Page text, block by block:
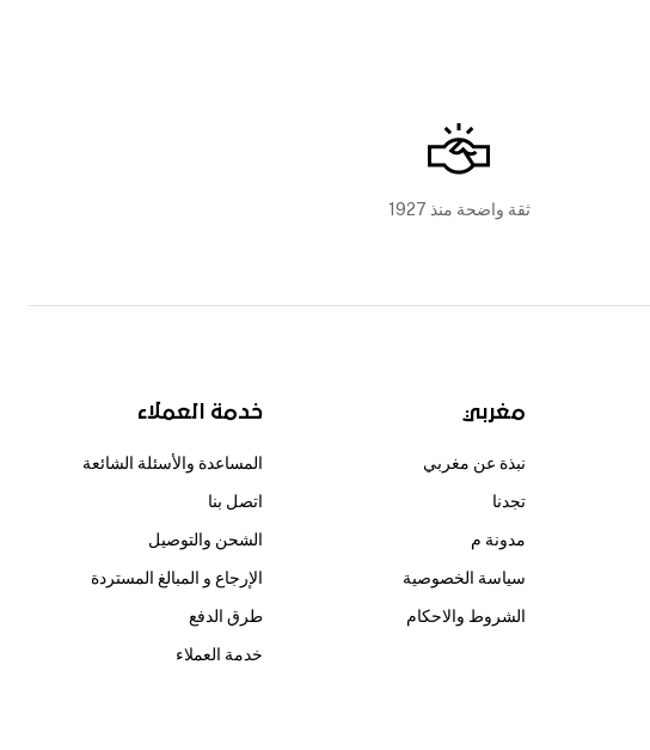
ثقة واضحة منذ 1927
مغربي
نبذة عن مغربي
تجدنا
مدونة م
سياسة الخصوصية
الشروط والاحكام
خدمة العملاء
المساعدة والأسئلة الشائعة
اتصل بنا
الشحن والتوصيل
الإرجاع و المبالغ المستردة
طرق الدفع
خدمة العملاء